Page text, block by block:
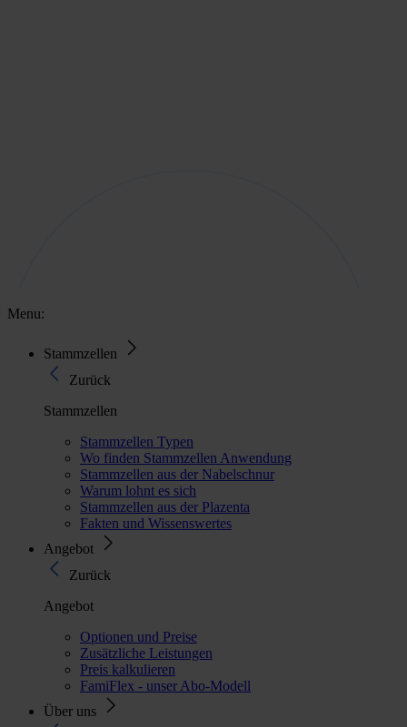
Menu:
Stammzellen
Zurück
Stammzellen
Stammzellen Typen
Wo finden Stammzellen Anwendung
Stammzellen aus der Nabelschnur
Warum lohnt es sich
Stammzellen aus der Plazenta
Fakten und Wissenswertes
Angebot
Zurück
Angebot
Optionen und Preise
Zusätzliche Leistungen
Preis kalkulieren
FamiFlex - unser Abo-Modell
Über uns